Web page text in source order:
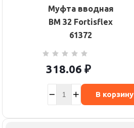
Муфта вводная
ВМ 32 Fortisflex
61372
318.06 ₽
В корзину